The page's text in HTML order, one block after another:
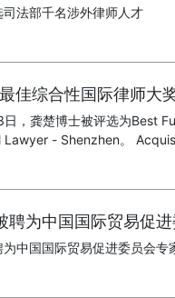
法部千名涉外律师人才
日，龚楚博士被评选为Best
Lawyer - Shenzhen。
一家知名的、全球发行的英
中国国际贸易促进委员会专